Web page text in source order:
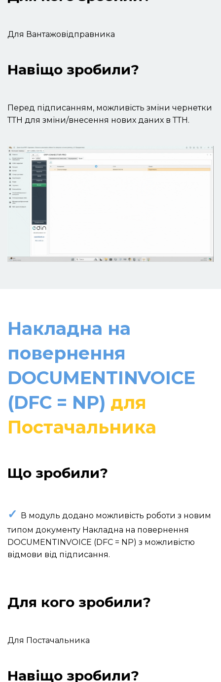
Для Вантажовідправника
Навіщо зробили?
Перед підписанням, можливість зміни чернетки
ТТН для зміни/внесення нових даних в ТТН.
Накладна на
повернення
DOCUMENTINVOICE
(DFC = NP) для
Постачальника
Що зробили?
✓ В модуль додано можливість роботи з новим
типом документу Накладна на повернення
DOCUMENTINVOICE (DFC = NP) з можливістю
відмови від підписання.
Для кого зробили?
Для Постачальника
Навіщо зробили?